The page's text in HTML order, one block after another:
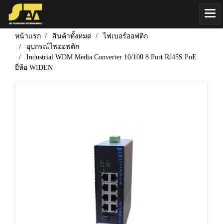
หน้าแรก สินค้าทั้งหมด
ไฟเบอร์ออฟติก
อุปกรณ์ไฟออฟติก
Industrial WDM Media Converter 10/100 8 Port RJ45S PoE
ยี่ห้อ WIDEN